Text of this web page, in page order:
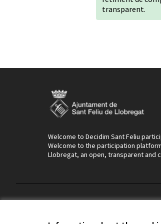
transparent.
Welcome to Decidim Sant Feliu
Welcome to the participation
Llobregat, an open, transparent and